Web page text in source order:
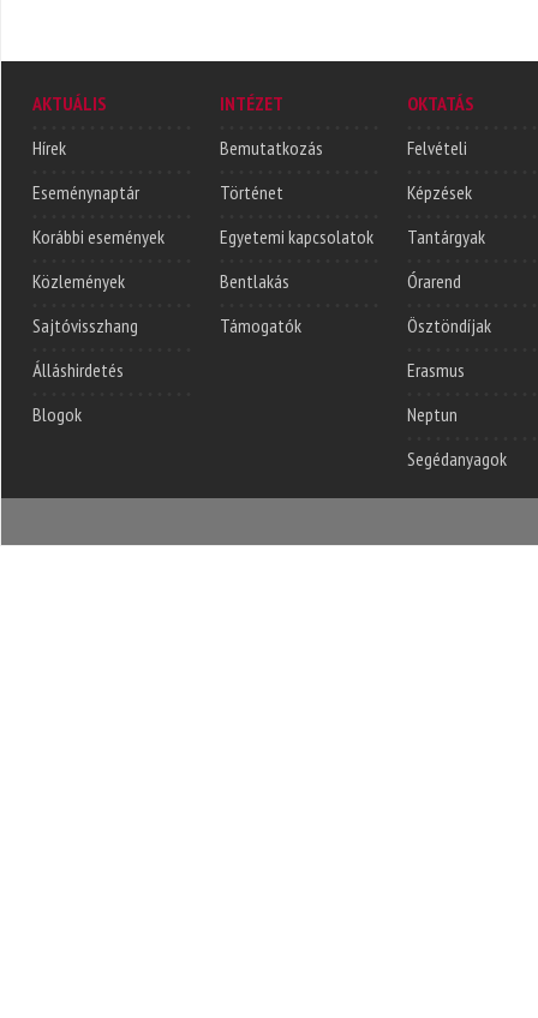
AKTUÁLIS
Hírek
Eseménynaptár
Korábbi események
Közlemények
Sajtóvisszhang
Álláshirdetés
Blogok
INTÉZET
Bemutatkozás
Történet
Egyetemi kapcsolatok
Bentlakás
Támogatók
OKTATÁS
Felvételi
Képzések
Tantárgyak
Órarend
Ösztöndíjak
Erasmus
Neptun
Segédanyagok